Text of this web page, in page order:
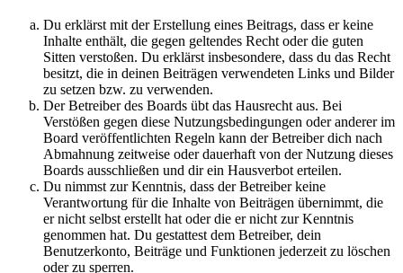
Du erklärst mit der Erstellung eines Beitrags, dass er keine
Inhalte enthält, die gegen geltendes Recht oder die guten
Sitten verstoßen. Du erklärst insbesondere, dass du das Recht
besitzt, die in deinen Beiträgen verwendeten Links und Bilder
zu setzen bzw. zu verwenden.
Der Betreiber des Boards übt das Hausrecht aus. Bei
Verstößen gegen diese Nutzungsbedingungen oder anderer im
Board veröffentlichten Regeln kann der Betreiber dich nach
Abmahnung zeitweise oder dauerhaft von der Nutzung dieses
Boards ausschließen und dir ein Hausverbot erteilen.
Du nimmst zur Kenntnis, dass der Betreiber keine
Verantwortung für die Inhalte von Beiträgen übernimmt, die
er nicht selbst erstellt hat oder die er nicht zur Kenntnis
genommen hat. Du gestattest dem Betreiber, dein
Benutzerkonto, Beiträge und Funktionen jederzeit zu löschen
oder zu sperren.